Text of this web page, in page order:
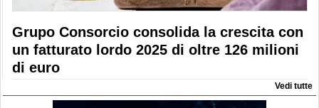
Grupo Consorcio consolida la crescita con
un fatturato lordo 2025 di oltre 126 milioni
di euro
Vedi tutte